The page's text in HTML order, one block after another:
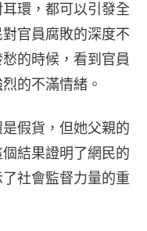
環，都可以引發全
官員腐敗的深度不
的時候，看到官員
的不滿情緒。
假貨，但她父親的
結果證明了網民的
社會監督力量的重